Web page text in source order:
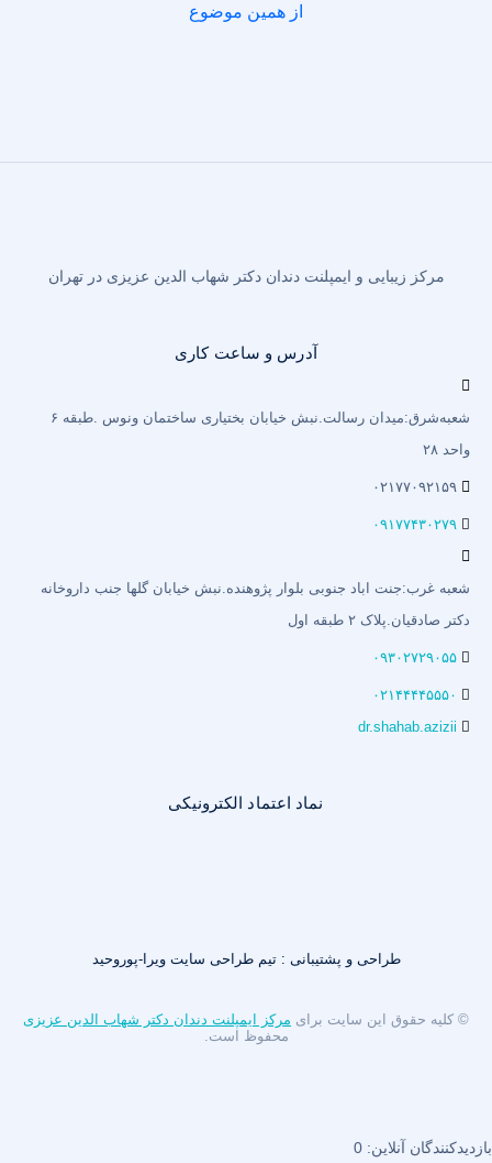
از همین موضوع
مرکز زیبایی و ایمپلنت دندان دکتر شهاب الدین عزیزی در تهران
آدرس و ساعت کاری
شعبه‌شرق:میدان رسالت.نبش خیابان بختیاری‌ ساختمان ونوس .طبقه ۶
واحد ۲۸
۰۲۱۷۷۰۹۲۱۵۹
۰۹۱۷۷۴۳۰۲۷۹
شعبه غرب:جنت اباد جنوبی بلوار پژوهنده.نبش خیابان گلها جنب داروخانه
دکتر صادقیان.پلاک ۲ طبقه اول
۰۹۳۰۲۷۲۹۰۵۵
۰۲۱۴۴۴۴۵۵۵۰
dr.shahab.azizii
نماد اعتماد الکترونیکی
© کلیه حقوق این سایت برای مرکز ایمپلنت دندان دکتر شهاب الدین عزیزی
محفوظ است.
طراحی و پشتیبانی : تیم طراحی سایت ویرا-پوروحید
بازدیدکنندگان آنلاین: 0